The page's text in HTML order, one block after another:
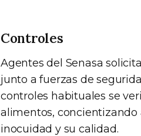
Controles
Agentes del Senasa
junto a fuerzas de
controles habituales se
alimentos, concientizando
inocuidad y su calidad.